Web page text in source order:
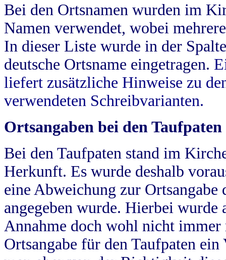
Bei den Ortsnamen wurden im
Namen verwendet, wobei
In dieser Liste wurde in der
deutsche Ortsname eingetragen.
liefert zusätzliche Hinweise zu
verwendeten Schreibvarianten.
Ortsangaben bei den Taufpaten
Bei den Taufpaten stand im
Herkunft. Es wurde deshalb
eine Abweichung zur
angegeben wurde. Hierbei wurde
Annahme doch wohl nicht
Ortsangabe für den Taufpaten